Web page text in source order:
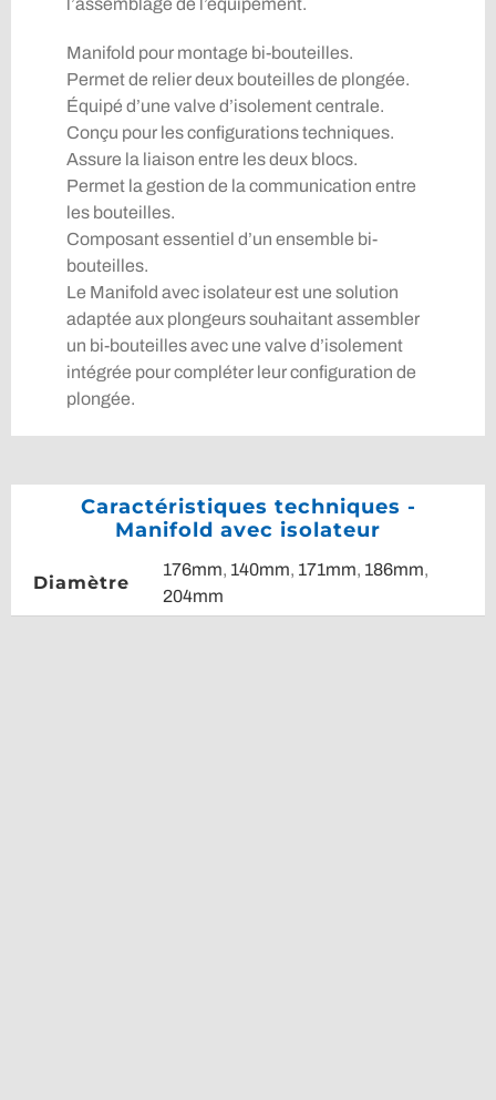
l’assemblage de l’équipement.
Manifold pour montage bi-bouteilles.
Permet de relier deux bouteilles de plongée.
Équipé d’une valve d’isolement centrale.
Conçu pour les configurations techniques.
Assure la liaison entre les deux blocs.
Permet la gestion de la communication entre
les bouteilles.
Composant essentiel d’un ensemble bi-
bouteilles.
Le Manifold avec isolateur est une solution
adaptée aux plongeurs souhaitant assembler
un bi-bouteilles avec une valve d’isolement
intégrée pour compléter leur configuration de
plongée.
Caractéristiques techniques -
Manifold avec isolateur
Diamètre
176mm, 140mm, 171mm, 186mm,
204mm